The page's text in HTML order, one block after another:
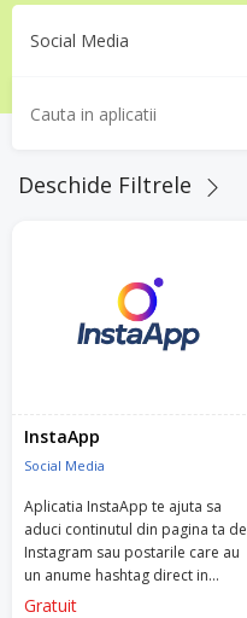
Deschide Filtrele
InstaApp
Social Media
Aplicatia InstaApp te ajuta sa
aduci continutul din pagina ta de
Instagram sau postarile care au
un anume hashtag direct in
magazinul tau.
Gratuit